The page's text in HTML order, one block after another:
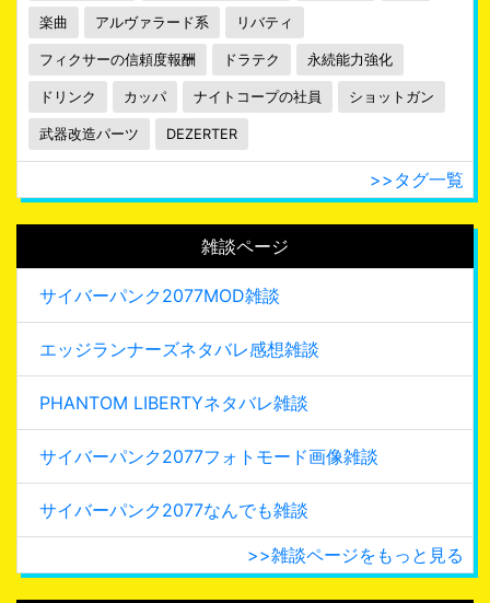
楽曲 アルヴァラード系 リバティ
フィクサーの信頼度報酬 ドラテク 永続能力強化
ドリンク カッパ ナイトコープの社員 ショットガン
武器改造パーツ DEZERTER
>>タグ一覧
雑談ページ
サイバーパンク2077MOD雑談
エッジランナーズネタバレ感想雑談
PHANTOM LIBERTYネタバレ雑談
サイバーパンク2077フォトモード画像雑談
サイバーパンク2077なんでも雑談
>>雑談ページをもっと見る